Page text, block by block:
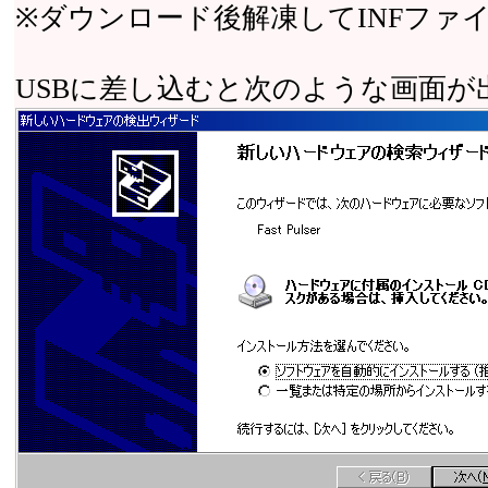
※ダウンロード後解凍してINFファ
USBに差し込むと次のような画面が